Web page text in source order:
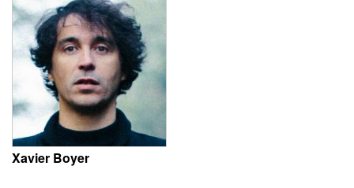
Xavier Boyer